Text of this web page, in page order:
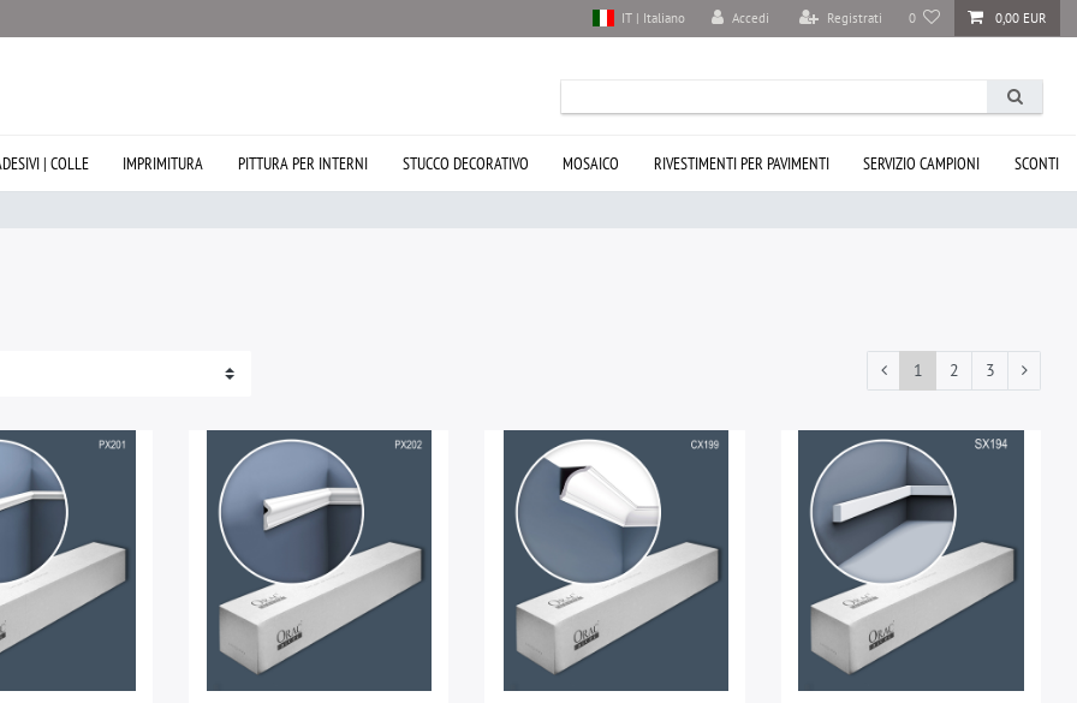
Accedi Registrati 0 0,00 EUR
IT | Italiano
| COLLE IMPRIMITURA PITTURA PER INTERNI STUCCO DECORATIVO MOSAICO RIVESTIMENTI PER PAVIMENTI SERVIZIO CAMPIONI SCONTI
1 2 3